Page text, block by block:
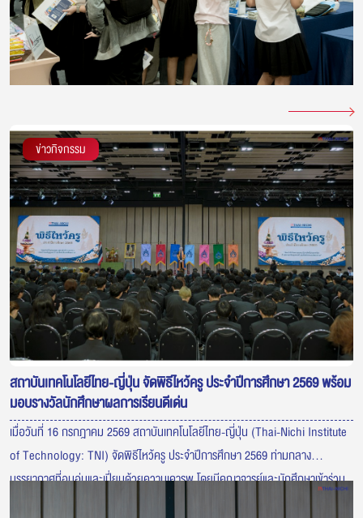
ข่าวกิจกรรม
สถาบันเทคโนโลยีไทย-ญี่ปุ่น จัดพิธีไหว้ครู ประจำปีการศึกษา 2569 พร้อม
มอบรางวัลนักศึกษาผลการเรียนดีเด่น
เมื่อวันที่ 16 กรกฎาคม 2569 สถาบันเทคโนโลยีไทย-ญี่ปุ่น (Thai-Nichi Institute
of Technology: TNI) จัดพิธีไหว้ครู ประจำปีการศึกษา 2569 ท่ามกลาง
บรรยากาศที่อบอุ่นและเปี่ยมด้วยความเคารพ โดยมีคณาจารย์และนักศึกษาเข้าร่วม